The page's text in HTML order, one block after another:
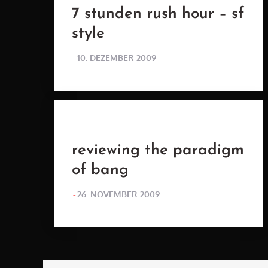
7 stunden rush hour – sf
style
POSTED
10. DEZEMBER 2009
reviewing the paradigm
of bang
POSTED
26. NOVEMBER 2009